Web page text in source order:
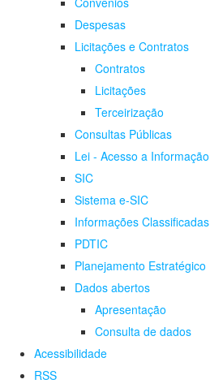
Despesas
Licitações e Contratos
Contratos
Licitações
Terceirização
Consultas Públicas
Lei - Acesso a Informação
SIC
Sistema e-SIC
Informações Classificadas
PDTIC
Planejamento Estratégico
Dados abertos
Apresentação
Consulta de dados
Acessibilidade
RSS